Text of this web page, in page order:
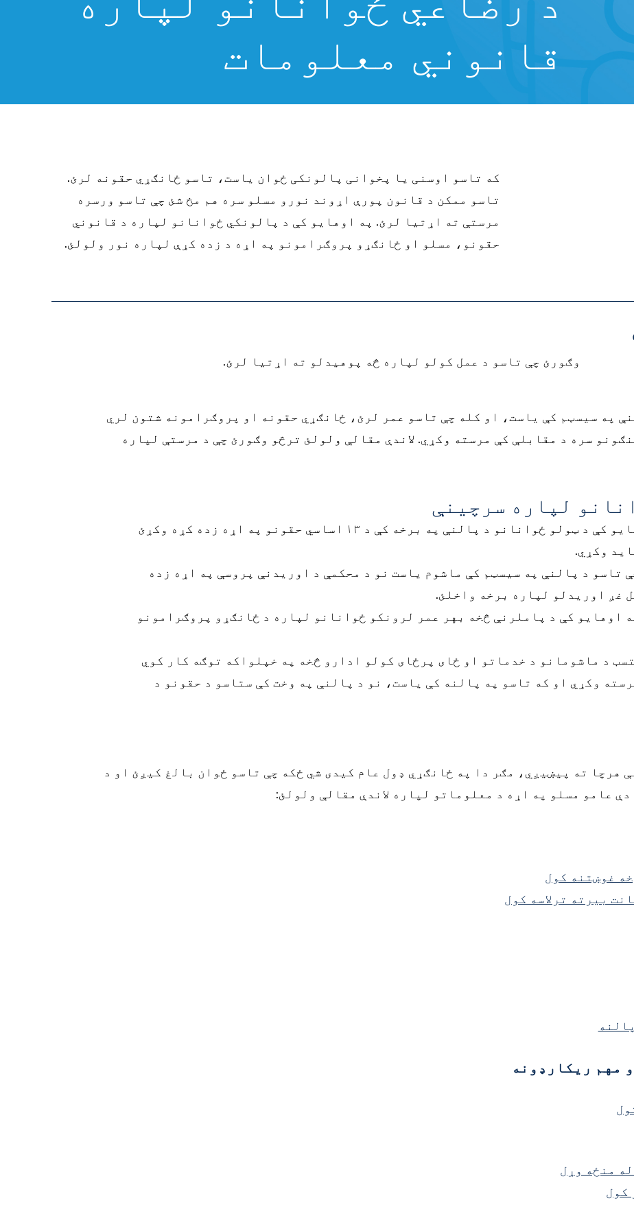
قانوني معلومات
که تاسو اوسنی یا پخوانی پالونکی ځوان یاست، تاسو ځانګړي حقونه لرئ.
تاسو ممکن د قانون پورې اړوند نورو مسلو سره هم مخ شئ چې تاسو ورسره
مرستې ته اړتیا لرئ. په اوهایو کې د پالونکي ځوانانو لپاره د قانوني
حقونو، مسلو او ځانګړو پروګرامونو په اړه د زده کړې لپاره نور ولولئ.
وګورئ چې تاسو د عمل کولو لپاره څه پوهیدلو ته اړتیا لرئ.
په سیسټم کې یاست، او کله چې تاسو عمر لرئ، ځانګړي حقونه او پروګرامونه شتون لري
سره د مقابلې کې مرسته وکړي. لاندې مقالې ولولئ ترڅو وګورئ چې د مرستې لپاره
لپاره سرچینې
په اوهایو کې د ټولو ځوانانو د پالنې په برخه کې د ۱۳ اساسي حقونو په اړه زده کړه وکړئ
وکړي.
تاسو د پالنې په سیسټم کې ماشوم یاست نو د محکمې د اوریدنې پروسې په اړه زده
غږ اوریدلو لپاره برخه واخلئ.
اوهایو کې د پاملرنې څخه بهر عمر لرونکو ځوانانو لپاره د ځانګړو پروګرامونو
د ماشومانو د خدماتو او ځای پرځای کولو ادارو څخه په خپلواکه توګه کار کوي
وکړي او که تاسو په پالنه کې یاست، نو د پالنې په وخت کې ستاسو د حقونو د
هرچا ته پیښیږي، مګر دا په ځانګړي ډول عام کیدی شي ځکه چې تاسو ځوان بالغ کیږئ او د
عامو مسلو په اړه د معلوماتو لپاره لاندې مقالې ولولئ:
غوښتنه کول
بیرته ترلاسه کول
مهم ریکارډونه
منځه وړل
کول